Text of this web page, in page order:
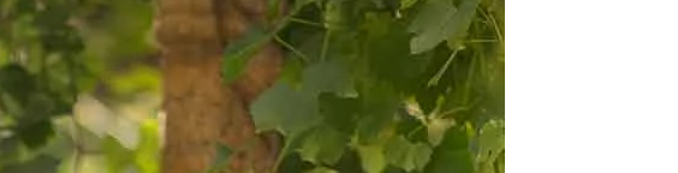
MODERN
SOMMER
SPITZE
STRAND
VINTAGE